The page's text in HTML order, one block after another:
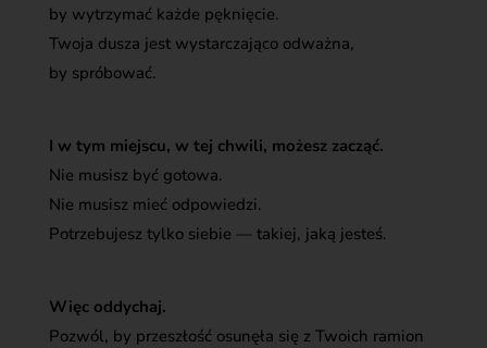
by wytrzymać każde pęknięcie.
Twoja dusza jest wystarczająco odważna,
by spróbować.
I w tym miejscu, w tej chwili, możesz zacząć.
Nie musisz być gotowa.
Nie musisz mieć odpowiedzi.
Potrzebujesz tylko siebie — takiej, jaką jesteś.
Więc oddychaj.
Pozwól, by przeszłość osunęła się z Twoich ramion